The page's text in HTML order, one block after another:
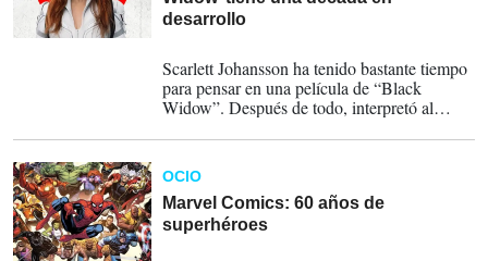
desarrollo
Scarlett Johansson ha tenido bastante tiempo
para pensar en una película de “Black
Widow”. Después de todo, interpretó al
años.
OCIO
Marvel Comics: 60 años de
superhéroes